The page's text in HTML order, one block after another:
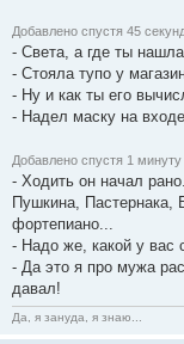
Добавлено спустя 45
- Света, а где ты
- Стояла тупо у
- Ну и как ты его
- Надел маску на
Добавлено спустя 1 минуту
- Ходить он начал
Пушкина, Пастернака,
фортепиано...
- Надо же, какой у вас
- Да это я про мужа
давал!
Да, я зануда, я знаю...